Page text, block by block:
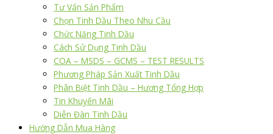
Tư Vấn Sản Phẩm
Chọn Tinh Dầu Theo Nhu Cầu
Chức Năng Tinh Dầu
Cách Sử Dụng Tinh Dầu
COA – MSDS – GCMS – TEST RESULTS
Phương Pháp Sản Xuất Tinh Dầu
Phân Biệt Tinh Dầu – Hương Tổng Hợp
Tin Khuyến Mãi
Diễn Đàn Tinh Dầu
Hướng Dẫn Mua Hàng